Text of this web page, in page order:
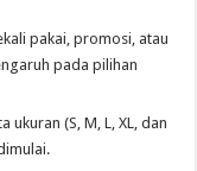
pakai, promosi, atau
pada pilihan
ukuran (S, M, L, XL, dan